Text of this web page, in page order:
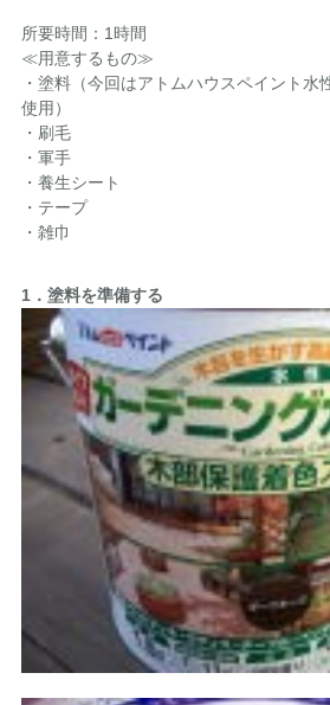
所要時間：1時間
≪用意するもの≫
・塗料（今回はアトムハウスペイント水
使用）
・刷毛
・軍手
・養生シート
・テープ
・雑巾
1．塗料を準備する